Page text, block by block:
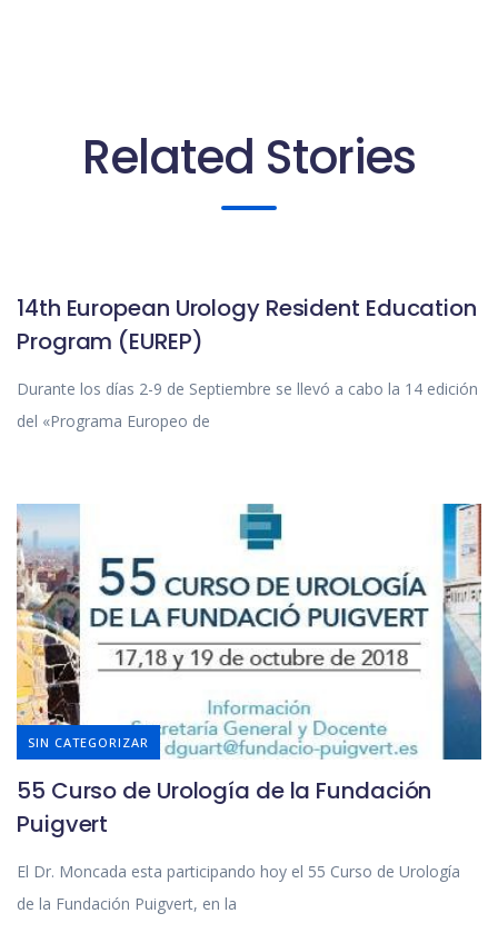
Related Stories
14th European Urology Resident Education
Program (EUREP)
Durante los días 2-9 de Septiembre se llevó a cabo la 14 edición
del «Programa Europeo de
SIN CATEGORIZAR
55 Curso de Urología de la Fundación
Puigvert
El Dr. Moncada esta participando hoy el 55 Curso de Urología
de la Fundación Puigvert, en la